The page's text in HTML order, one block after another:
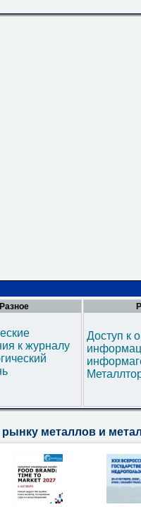
Разное
к журналу
Доступ к
металлов и